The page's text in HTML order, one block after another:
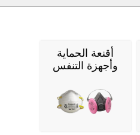
أقنعة الحماية
وأجهزة التنفس